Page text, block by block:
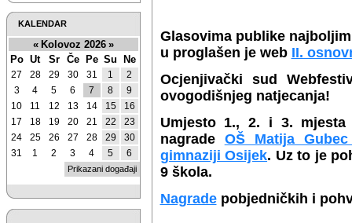
Glasovima publike
u proglašen je web II.
Ocjenjivački sud
ovogodišnjeg natjecanja!
Umjesto 1., 2. i 3. mjesta
nagrade OŠ Matija
gimnaziji Osijek. Uz to je
9 škola.
Nagradepobjedničkih i
KALENDAR
« Kolovoz 2026 »
Po Ut Sr Če Pe Su Ne
27 28 29 30 31 1
2
3
4 5 6 7 8
9
10
11 12 13 14 15
16
17
18 19 20 21 22
23
24
25 26 27 28 29
30
31
1 2 3 4 5 6
Prikazani događaji